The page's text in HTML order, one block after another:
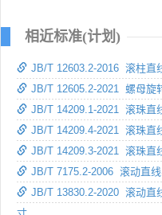
相近标准(计划)
JB/T 12603.2-2016 滚柱直
JB/T 12605.2-2021 螺母旋
JB/T 14209.1-2021 滚珠直
JB/T 14209.4-2021 滚珠直
JB/T 14209.3-2021 滚珠直
JB/T 7175.2-2006 滚动直
JB/T 13830.2-2020 滚动直